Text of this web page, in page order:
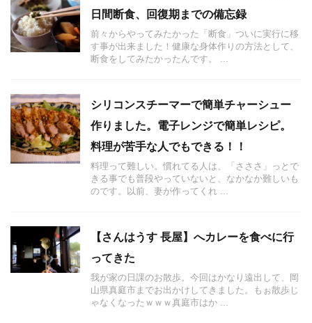
日間断食、回復期までの備忘録
前々からやってみたかった「断食」ついに実行に移
す事が出来ました！健康な身体作りの方法として、
断食をしてみたかったんです。 ...
シリコンスチーマーで簡単チャーシュー
作りました。電子レンジで簡単レシピ。
料理が苦手な人でもできる！！
料理って難しい。慣れてる人は、「さささ」っとで
きる事でも普段やっていないと、なかなか難しいも
のです。以前、妻が作ってくれ ...
【さんはうす 長屋】へカレーを食べに行
ってきた
我が家の日課のお散歩。今回はかなり遠出して、岡
山県真庭市までお出かけしてきました。もぉ散歩じ
ゃなくなったｗｗｗ真庭市はか ...